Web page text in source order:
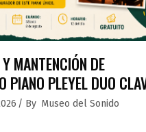
MANTENCIÓN DE
PIANO PLEYEL DUO
By Museo del Sonido